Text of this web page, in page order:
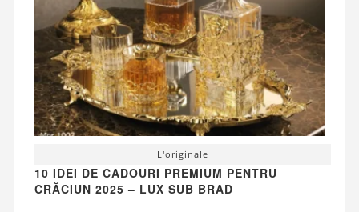
L'originale
10 IDEI DE CADOURI PREMIUM PENTRU
CRĂCIUN 2025 – LUX SUB BRAD